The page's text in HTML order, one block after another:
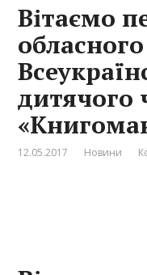
Вітаємо
дитячого
12.05.2017 Новини